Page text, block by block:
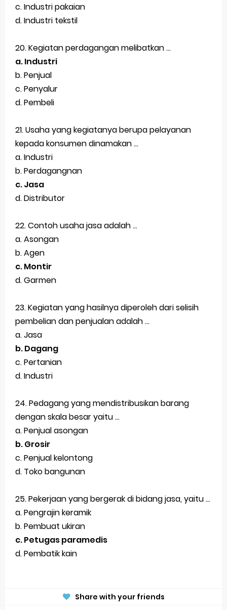
c. Industri pakaian
d. Industri tekstil
20. Kegiatan perdagangan melibatkan ...
a. Industri
b. Penjual
c. Penyalur
d. Pembeli
21. Usaha yang kegiatanya berupa pelayanan
kepada konsumen dinamakan ...
a. Industri
b. Perdagangnan
c. Jasa
d. Distributor
22. Contoh usaha jasa adalah ...
a. Asongan
b. Agen
c. Montir
d. Garmen
23. Kegiatan yang hasilnya diperoleh dari selisih
pembelian dan penjualan adalah ...
a. Jasa
b. Dagang
c. Pertanian
d. Industri
24. Pedagang yang mendistribusikan barang
dengan skala besar yaitu ...
a. Penjual asongan
b. Grosir
c. Penjual kelontong
d. Toko bangunan
25. Pekerjaan yang bergerak di bidang jasa, yaitu ...
a. Pengrajin keramik
b. Pembuat ukiran
c. Petugas paramedis
d. Pembatik kain
Share with your friends